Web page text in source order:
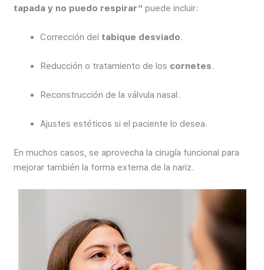
tapada y no puedo respirar” puede incluir:
Corrección del tabique desviado.
Reducción o tratamiento de los cornetes.
Reconstrucción de la válvula nasal.
Ajustes estéticos si el paciente lo desea.
En muchos casos, se aprovecha la cirugía funcional para
mejorar también la forma externa de la nariz.